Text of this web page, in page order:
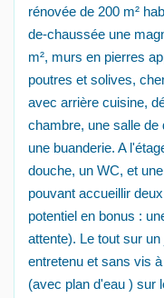
rénovée de 200 m²
de-chaussée une
m², murs en pierres
poutres et solives,
avec arrière cuisine,
chambre, une salle
une buanderie. A
douche, un WC, et
pouvant accueillir
potentiel en bonus :
attente). Le tout sur
entretenu et sans vis
(avec plan d'eau ) sur